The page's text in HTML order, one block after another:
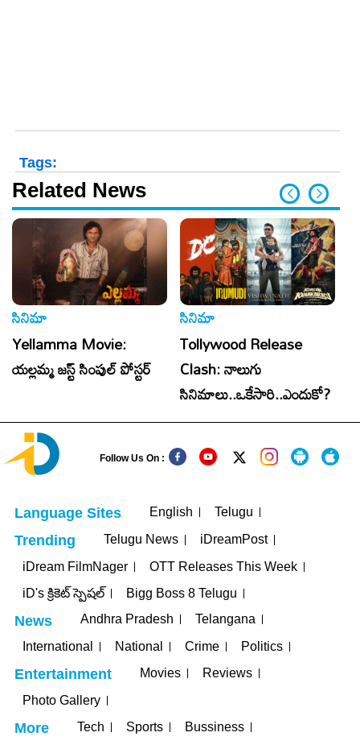
Tags:
Related News
సినిమా
Yellamma Movie:
యల్లమ్మ జస్ట్ సింపుల్ పోస్టర్
సినిమా
Tollywood Release
Clash: నాలుగు
సినిమాలు..ఒకేసారి..ఎందుకో?
Follow Us On :
Language Sites English Telugu
Trending Telugu News
iDreamPost
iDream FilmNager
OTT Releases This Week
iD's క్రికెట్ స్పెషల్
Bigg Boss 8 Telugu
News Andhra Pradesh
Telangana
International
National Crime Politics
Entertainment Movies
Reviews
Photo Gallery
More Tech Sports Bussiness